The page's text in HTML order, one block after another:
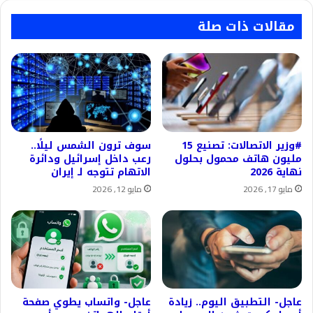
مقالات ذات صلة
#وزير الاتصالات: تصنيع 15
مليون هاتف محمول بحلول
نهاية 2026
مايو 17, 2026
سوف ترون الشمس ليلًا..
رعب داخل إسرائيل ودائرة
الاتهام تتوجه لـ إيران
مايو 12, 2026
عاجل- التطبيق اليوم.. زيادة عاجل- واتساب يطوي صفحة